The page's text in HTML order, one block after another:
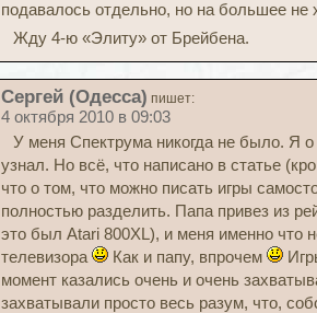
подавалось отдельно, но на большее не
Жду 4-ю «Элиту» от Брейбена.
Сергей (Одесса) пишет:
4 октября 2010 в 09:03
У меня Спектрума никогда не было. Я
узнал. Но всё, что написано в статье
что о том, что можно писать игры
полностью разделить. Папа привез из
это был Atari 800XL), и меня именно что
телевизора
Как и папу, впрочем
момент казались очень и очень
захватывали просто весь разум, что,